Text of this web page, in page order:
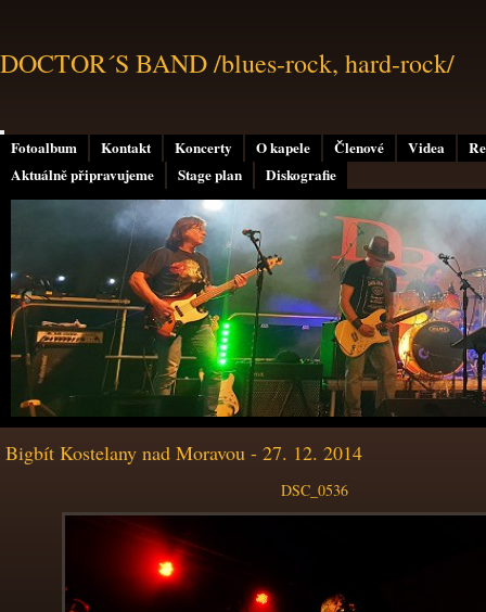
Fotoalbum Kontakt Koncerty O kapele Členové Videa
Aktuálně připravujeme
Stage plan Diskografie
DOCTOR´S BAND /blues-rock, hard-rock/
Bigbít Kostelany nad Moravou - 27. 12. 2014
DSC_0536